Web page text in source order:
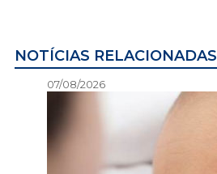
NOTÍCIAS RELACIONADAS
07/08/2026